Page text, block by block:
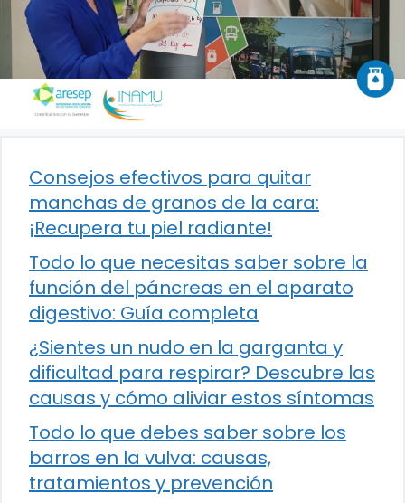
Consejos efectivos para quitar
manchas de granos de la cara:
¡Recupera tu piel radiante!
Todo lo que necesitas saber sobre la
función del páncreas en el aparato
digestivo: Guía completa
¿Sientes un nudo en la garganta y
dificultad para respirar? Descubre las
causas y cómo aliviar estos síntomas
Todo lo que debes saber sobre los
barros en la vulva: causas,
tratamientos y prevención